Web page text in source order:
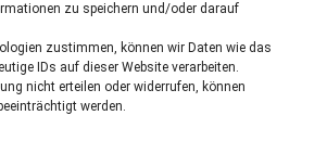
zu speichern und/oder darauf
zustimmen, können wir Daten wie das
IDs auf dieser Website verarbeiten.
nicht erteilen oder widerrufen, können
werden.